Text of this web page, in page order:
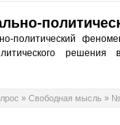
политический
решения
» Свободная мысль »